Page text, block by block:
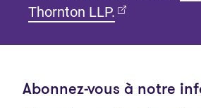
Thornton LLP. (Ouvre dans
Abonnez-vous à notre